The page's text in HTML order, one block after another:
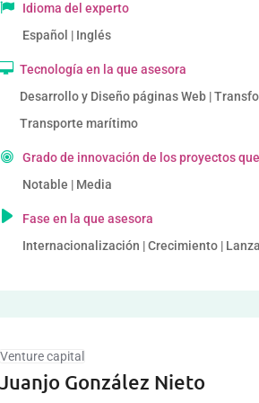
Idioma del experto
Español | Inglés
Tecnología en la que asesora
Desarrollo y Diseño páginas Web |
Transporte marítimo
Grado de innovación de los proyectos
Notable | Media
Fase en la que asesora
Internacionalización | Crecimiento |
Venture capital
Juanjo González Nieto